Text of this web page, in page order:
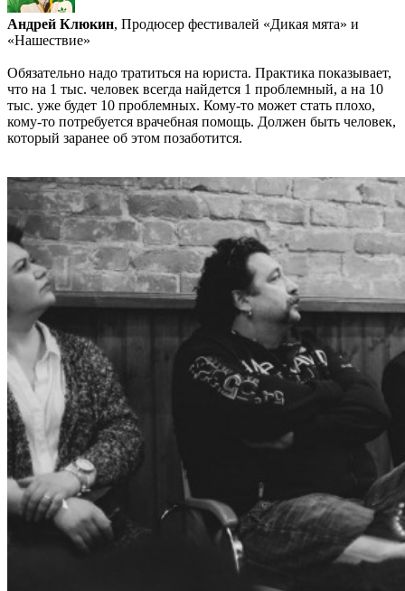
Андрей Клюкин, Продюсер фестивалей «Дикая мята» и
«Нашествие»
Обязательно надо тратиться на юриста. Практика показывает,
что на 1 тыс. человек всегда найдется 1 проблемный, а на 10
тыс. уже будет 10 проблемных. Кому-то может стать плохо,
кому-то потребуется врачебная помощь. Должен быть человек,
который заранее об этом позаботится.